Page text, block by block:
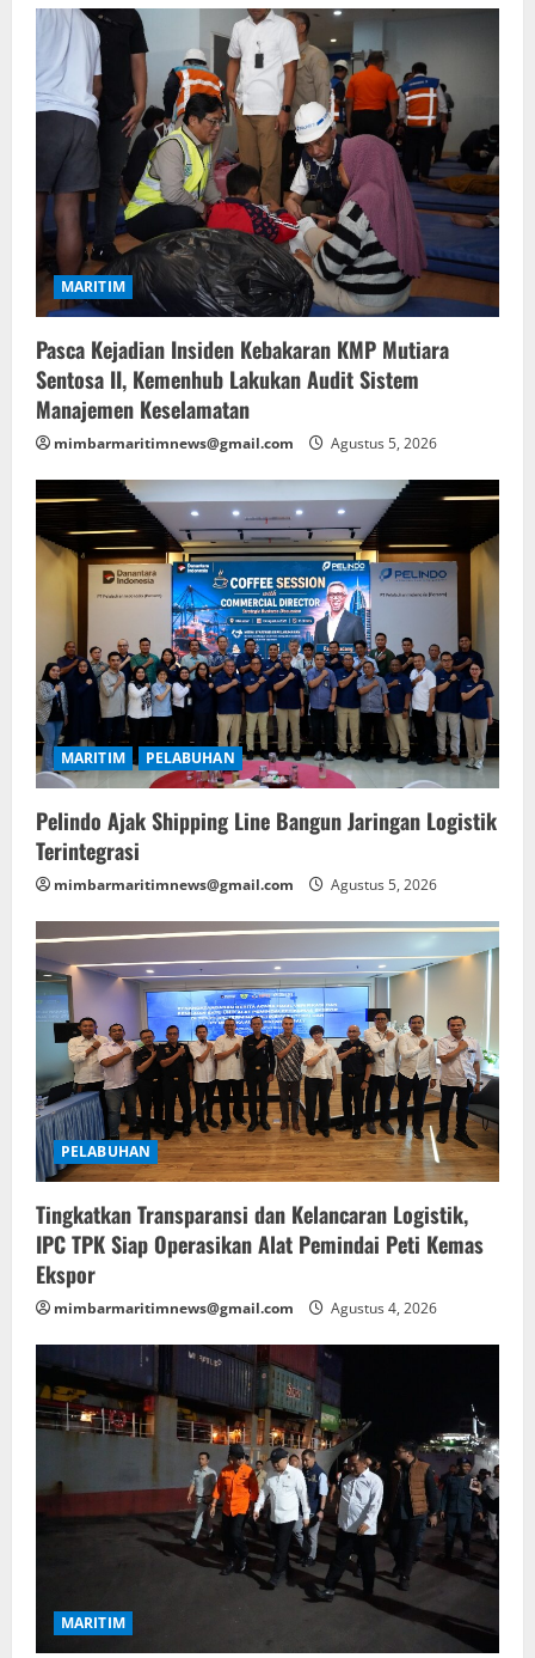
MARITIM
Pasca Kejadian Insiden Kebakaran KMP Mutiara
Sentosa II, Kemenhub Lakukan Audit Sistem
Manajemen Keselamatan
mimbarmaritimnews@gmail.com Agustus 5, 2026
MARITIM PELABUHAN
Pelindo Ajak Shipping Line Bangun Jaringan Logistik
Terintegrasi
mimbarmaritimnews@gmail.com Agustus 5, 2026
PELABUHAN
Tingkatkan Transparansi dan Kelancaran Logistik,
IPC TPK Siap Operasikan Alat Pemindai Peti Kemas
Ekspor
mimbarmaritimnews@gmail.com Agustus 4, 2026
MARITIM